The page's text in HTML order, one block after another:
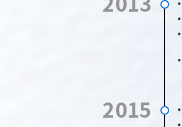
●
●
●
●
2015 ●
●